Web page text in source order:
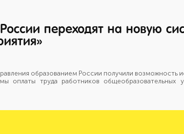
переходят на новую
образованием России получили возможность
оплаты труда работников общеобразовательных